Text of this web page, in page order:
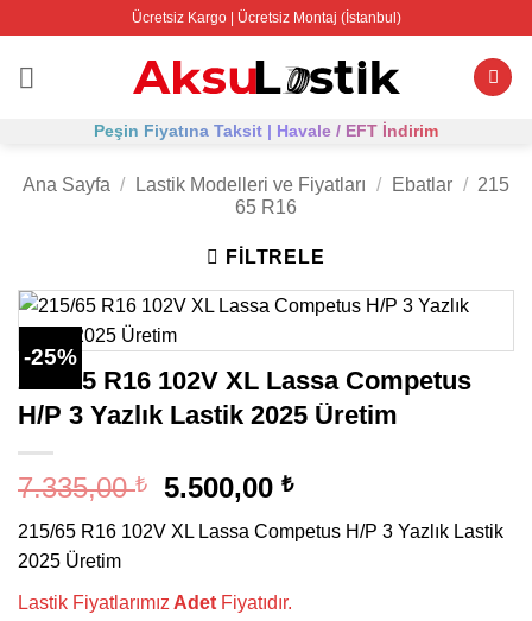
Ücretsiz Kargo | Ücretsiz Montaj (İstanbul)
Peşin Fiyatına Taksit | Havale / EFT İndirim
Ana Sayfa / Lastik Modelleri ve Fiyatları / Ebatlar / 215
65 R16
FILTRELE
-25%
215/65 R16 102V XL Lassa Competus
H/P 3 Yazlık Lastik 2025 Üretim
7.335,00₺
Orijinal
7.335,00 ₺.
5.500,00₺Şu
fiyat:
215/65 R16 102V XL Lassa Competus H/P 3 Yazlık Lastik
2025 Üretim
Lastik Fiyatlarımız Adet Fiyatıdır.